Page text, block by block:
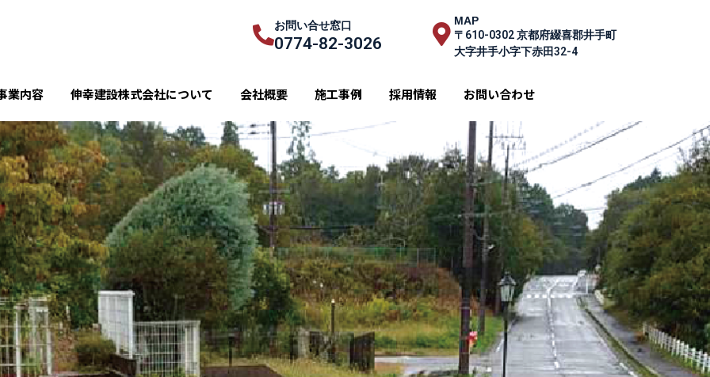
お問い合せ窓口
0774-82-3026
MAP
〒610-0302 京都府綴喜郡井手町
大字井手小字下赤田32-4
業内容 伸幸建設株式会社について 会社概要 施工事例 採用情報 お問い合わせ